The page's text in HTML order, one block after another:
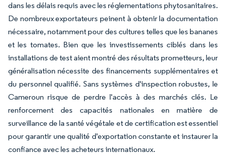
dans les délais requis avec les réglementations phytosanitaires.
De nombreux exportateurs peinent à obtenir la documentation
nécessaire, notamment pour des cultures telles que les bananes
et les tomates. Bien que les investissements ciblés dans les
installations de test aient montré des résultats prometteurs, leur
généralisation nécessite des financements supplémentaires et
du personnel qualifié. Sans systèmes d'inspection robustes, le
Cameroun risque de perdre l'accès à des marchés clés. Le
renforcement des capacités nationales en matière de
surveillance de la santé végétale et de certification est essentiel
pour garantir une qualité d'exportation constante et instaurer la
confiance avec les acheteurs internationaux.